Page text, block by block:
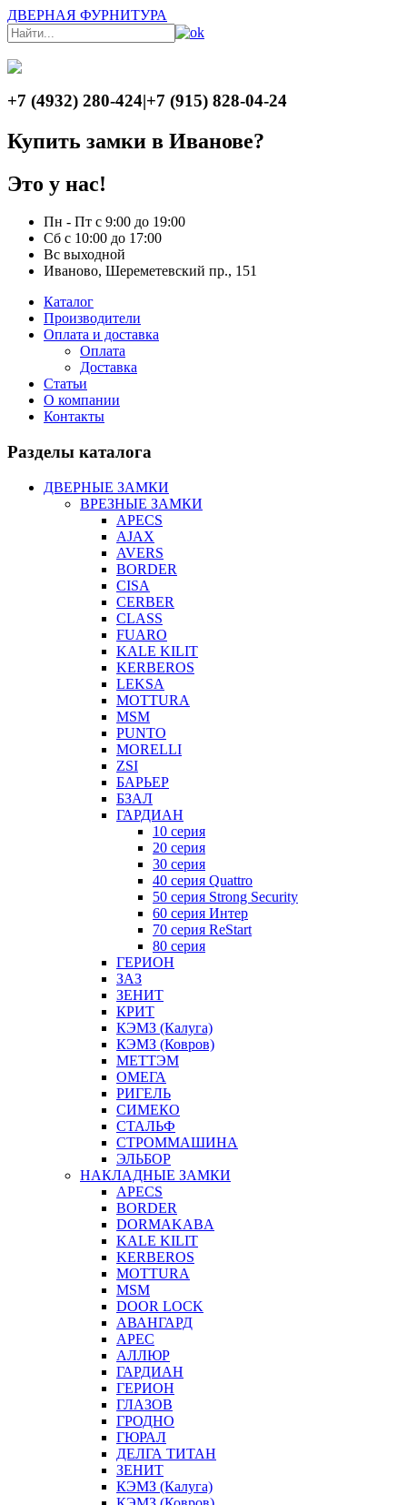
ДВЕРНАЯ ФУРНИТУРА
+7 (4932) 280-424|+7 (915) 828-04-24
Купить замки в Иванове?
Это у нас!
Пн - Пт с 9:00 до 19:00
Сб с 10:00 до 17:00
Вс выходной
Иваново, Шереметевский пр., 151
Каталог
Производители
Оплата и доставка
Оплата
Доставка
Статьи
О компании
Контакты
Разделы каталога
ДВЕРНЫЕ ЗАМКИ
ВРЕЗНЫЕ ЗАМКИ
APECS
AJAX
AVERS
BORDER
CISA
CERBER
CLASS
FUARO
KALE KILIT
KERBEROS
LEKSA
MOTTURA
MSM
PUNTO
MORELLI
ZSI
БАРЬЕР
БЗАЛ
ГАРДИАН
10 серия
20 серия
30 серия
40 серия Quattro
50 серия Strong Security
60 серия Интер
70 серия ReStart
80 серия
ГЕРИОН
ЗАЗ
ЗЕНИТ
КРИТ
КЭМЗ (Калуга)
КЭМЗ (Ковров)
МЕТТЭМ
ОМЕГА
РИГЕЛЬ
СИМЕКО
СТАЛЬФ
СТРОММАШИНА
ЭЛЬБОР
НАКЛАДНЫЕ ЗАМКИ
APECS
BORDER
DORMAKABA
KALE KILIT
KERBEROS
MOTTURA
MSM
DOOR LOCK
АВАНГАРД
АРЕС
АЛЛЮР
ГАРДИАН
ГЕРИОН
ГЛАЗОВ
ГРОДНО
ГЮРАЛ
ДЕЛГА ТИТАН
ЗЕНИТ
КЭМЗ (Калуга)